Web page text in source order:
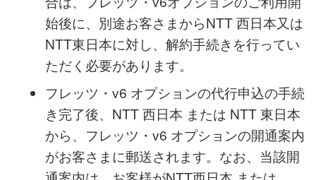
お客様は代行申込により行われたフレッ
ツ・v6 オプションの申し込みについては、
ご利用開始されるまでの間は途中で取消す
ことができない場合がございます。その場
合は、フレッツ・v6オプションのご利用開
始後に、別途お客さまからNTT 西日本又は
NTT東日本に対し、解約手続きを行ってい
ただく必要があります。